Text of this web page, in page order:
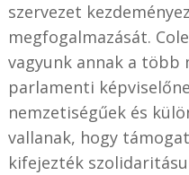
szervezet
megfogalmazását.
vagyunk annak a több
parlamenti
nemzetiségűek és
vallanak, hogy
kifejezték